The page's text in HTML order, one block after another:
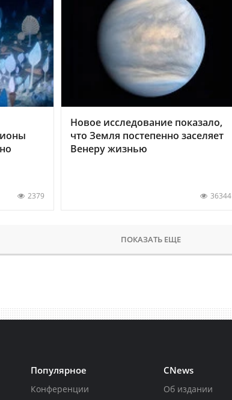
2379
Новое исследование показало,
что Земля постепенно заселяет
Венеру жизнью
36344
ПОКАЗАТЬ ЕЩЕ
Популярное
Конференции
CNews
Об издании